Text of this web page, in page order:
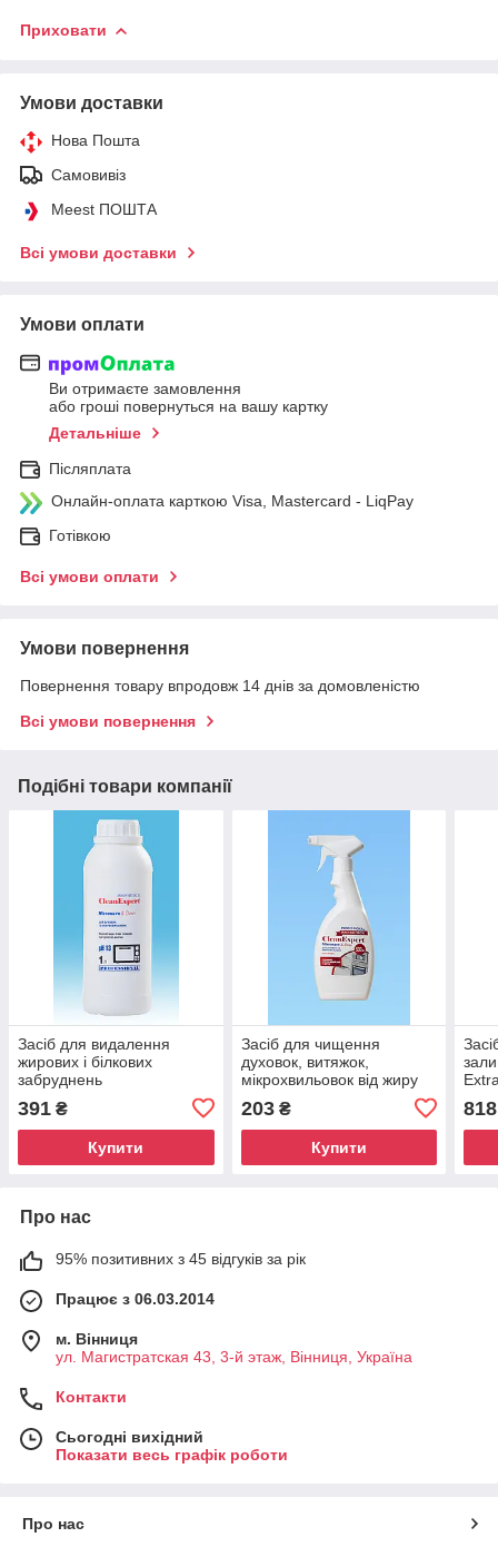
Приховати
Умови доставки
Нова Пошта
Самовивіз
Meest ПОШТА
Всі умови доставки
Умови оплати
Ви отримаєте замовлення
або гроші повернуться на вашу картку
Детальніше
Післяплата
Онлайн-оплата карткою Visa, Mastercard - LiqPay
Готівкою
Всі умови оплати
Умови повернення
Повернення товару впродовж 14 днів за домовленістю
Всі умови повернення
Подібні товари компанії
Засіб для видалення
жирових і білкових
забруднень
(4820201110454)
391 ₴
Купити
Засіб для чищення
духовок, витяжок,
мікрохвильовок від жиру
Microwave&Oven, 470 мл
203₴
Купити
818
Про нас
95% позитивних з 45 відгуків за рік
Працює з 06.03.2014
м. Вінниця
ул. Магистратская 43, 3-й этаж, Вінниця, Україна
Контакти
Сьогодні вихідний
Показати весь графік роботи
Про нас